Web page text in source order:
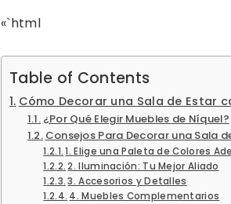
«`html
Table of Contents
Cómo Decorar una Sala de Estar
¿Por Qué Elegir Muebles de Níquel?
Consejos Para Decorar una Sala
1. Elige una Paleta de Colores
2. Iluminación: Tu Mejor Aliado
3. Accesorios y Detalles
4. Muebles Complementarios